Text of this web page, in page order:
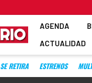
AGENDA
ACTUALIDAD
SE RETIRA ESTRENOS